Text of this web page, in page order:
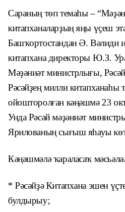
Сараның төп темаһы –
китапханаларҙың яңы үҫеш
Башҡортостандан Ә. Вәлиди
китапхана директоры Ю.З.
Мәҙәниәт министрлығы,
Рәсәйҙең милли китапханаһы
ойошторолған кәңәшмә 23
Унда Рәсәй мәҙәниәт
Ярилованың сығыш яһауы
Кәңәшмәлә ҡараласаҡ
* Рәсәйҙә Китапхана эшен
булдырыу;